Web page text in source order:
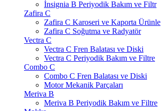
İnsignia B Periyodik Bakım ve Filtr
Zafira C
Zafira C Karoseri ve Kaporta Ürünle
Zafira C Soğutma ve Radyatör
Vectra C
Vectra C Fren Balatası ve Diski
Vectra C Periyodik Bakım ve Filtre
Combo C
Combo C Fren Balatası ve Diski
Motor Mekanik Parçaları
Meriva B
Meriva B Periyodik Bakım ve Filtre